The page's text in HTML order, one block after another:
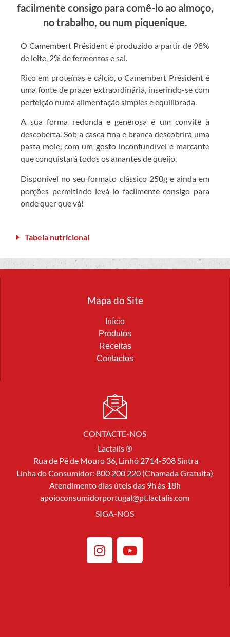
facilmente consigo para comê-lo ao almoço,
no trabalho, ou num piquenique.
O Camembert Président é produzido a partir de 98%
de leite, 2% de fermentos e sal.
Rico em proteínas e cálcio, o Camembert Président é
uma fonte de prazer extraordinária, inserindo-se com
perfeição numa alimentação simples e equilibrada.
A sua forma redonda e generosa é um convite à
descoberta. Sob a casca fina e branca descobrirá uma
pasta mole, com um gosto inconfundível e marcante
que conquistará todos os amantes de queijo.
Disponível no seu formato clássico 250g e ainda em
porções permitindo levá-lo facilmente consigo para
onde quer que vá!
Tabela nutricional
Mapa do Site
Início
Produtos
Receitas
Contactos
CONTACTE-NOS
Lactalis ®
Rua de Pé de Mouro 36, Linhó 2714-508 Sintra
Linha do Consumidor: 800 200 220 (Chamada Gratuita)
Atendimento dias úteis das 9h às 18h
apoioconsumidorportugal@pt.lactalis.com
SIGA-NOS